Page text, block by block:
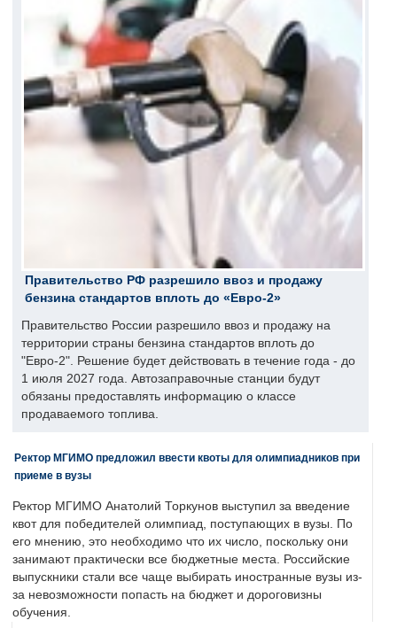
Правительство РФ разрешило ввоз и продажу
бензина стандартов вплоть до «Евро-2»
Правительство России разрешило ввоз и продажу на
территории страны бензина стандартов вплоть до
"Евро-2". Решение будет действовать в течение года - до
1 июля 2027 года. Автозаправочные станции будут
обязаны предоставлять информацию о классе
продаваемого топлива.
Ректор МГИМО предложил ввести квоты для олимпиадников при
приеме в вузы
Ректор МГИМО Анатолий Торкунов выступил за введение
квот для победителей олимпиад, поступающих в вузы. По
его мнению, это необходимо что их число, поскольку они
занимают практически все бюджетные места. Российские
выпускники стали все чаще выбирать иностранные вузы из-
за невозможности попасть на бюджет и дороговизны
обучения.